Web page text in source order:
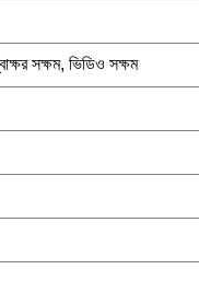
সক্ষম, ভিডিও সক্ষম